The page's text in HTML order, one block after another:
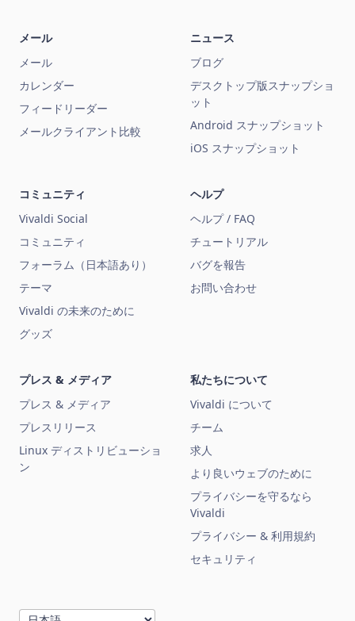
メール
メール
カレンダー
フィードリーダー
メールクライアント比較
ニュース
ブログ
デスクトップ版スナップショ
ット
Android スナップショット
iOS スナップショット
コミュニティ
Vivaldi Social
コミュニティ
フォーラム（日本語あり）
テーマ
Vivaldi の未来のために
グッズ
ヘルプ
ヘルプ / FAQ
チュートリアル
バグを報告
お問い合わせ
プレス & メディア
プレス & メディア
プレスリリース
Linux ディストリビューショ
ン
私たちについて
Vivaldi について
チーム
求人
より良いウェブのために
プライバシーを守るなら
Vivaldi
プライバシー & 利用規約
セキュリティ